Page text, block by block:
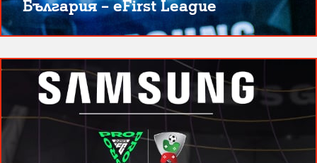
България – eFirst League